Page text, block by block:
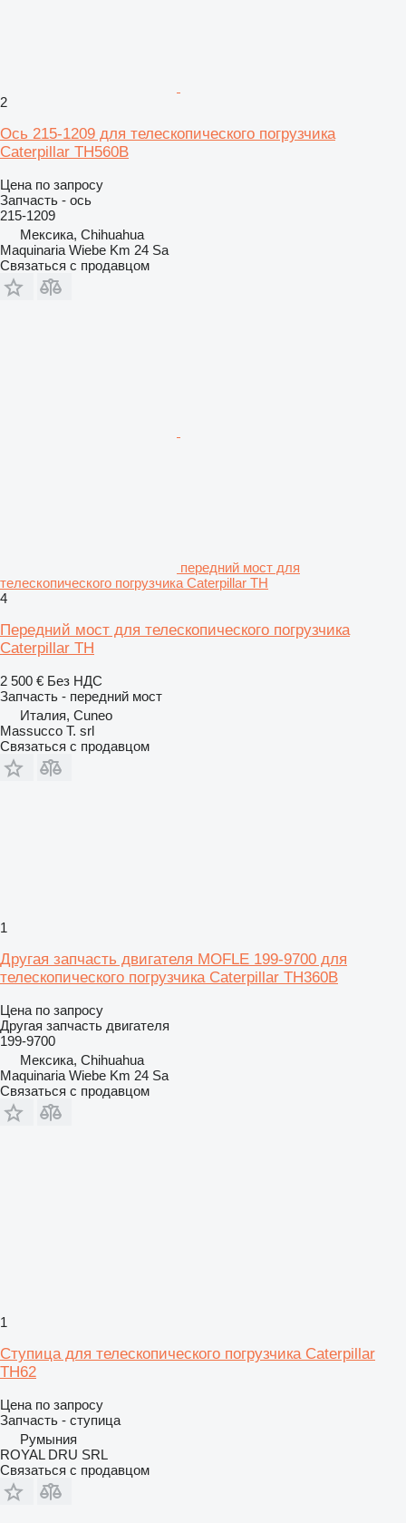
2
Ось 215-1209 для телескопического погрузчика
Caterpillar TH560B
Цена по запросу
Запчасть - ось
215-1209
Мексика, Chihuahua
Maquinaria Wiebe Km 24 Sa
Связаться с продавцом
передний мост для
телескопического погрузчика Caterpillar TH
4
Передний мост для телескопического погрузчика
Caterpillar TH
2 500 € Без НДС
Запчасть - передний мост
Италия, Cuneo
Massucco T. srl
Связаться с продавцом
1
Другая запчасть двигателя MOFLE 199-9700 для
телескопического погрузчика Caterpillar TH360B
Цена по запросу
Другая запчасть двигателя
199-9700
Мексика, Chihuahua
Maquinaria Wiebe Km 24 Sa
Связаться с продавцом
1
Ступица для телескопического погрузчика Caterpillar
TH62
Цена по запросу
Запчасть - ступица
Румыния
ROYAL DRU SRL
Связаться с продавцом